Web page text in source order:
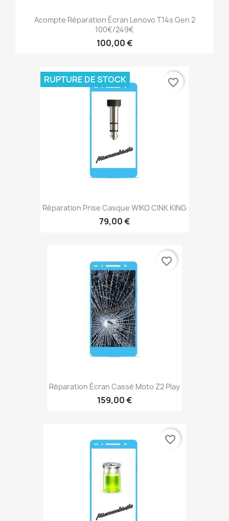
Acompte Réparation Écran Lenovo T14s Gen 2
100€/249€
100,00 €
Réparation Prise Casque WIKO CINK KING
79,00 €
RUPTURE DE STOCK favorite_border
Réparation Écran Cassé Moto Z2 Play
159,00 €
favorite_border
favorite_border